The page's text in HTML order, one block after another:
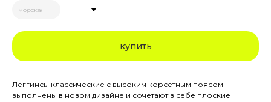
купить
Леггинсы классические с высоким корсетным поясом
выполнены в новом дизайне и сочетают в себе плоские